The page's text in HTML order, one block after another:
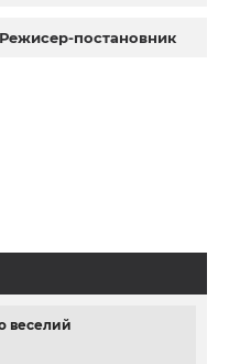
Режисер-постановник
веселий